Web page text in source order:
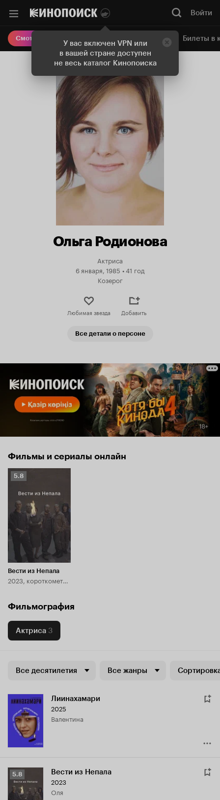
У вас включен VPN или
в вашей стране доступен
не весь каталог Кинопоиска
Войти
Смотреть кино Онлайн-кинотеатр Билеты в
Ольга Родионова
Актриса
6 января, 1985 •41 год
Козерог
Любимая звезда Добавить
Все детали о персоне
Фильмы и сериалы онлайн
Рейтинг
5.8
5.8
Вести из Непала
2023, короткометражка
Фильмография
Актриса 3
Все десятилетия Все жанры
Лиинахамари
2025
Валентина
Рейтинг
Кинопоиска
5.8
5.8 Вести из Непала
2023
Оля